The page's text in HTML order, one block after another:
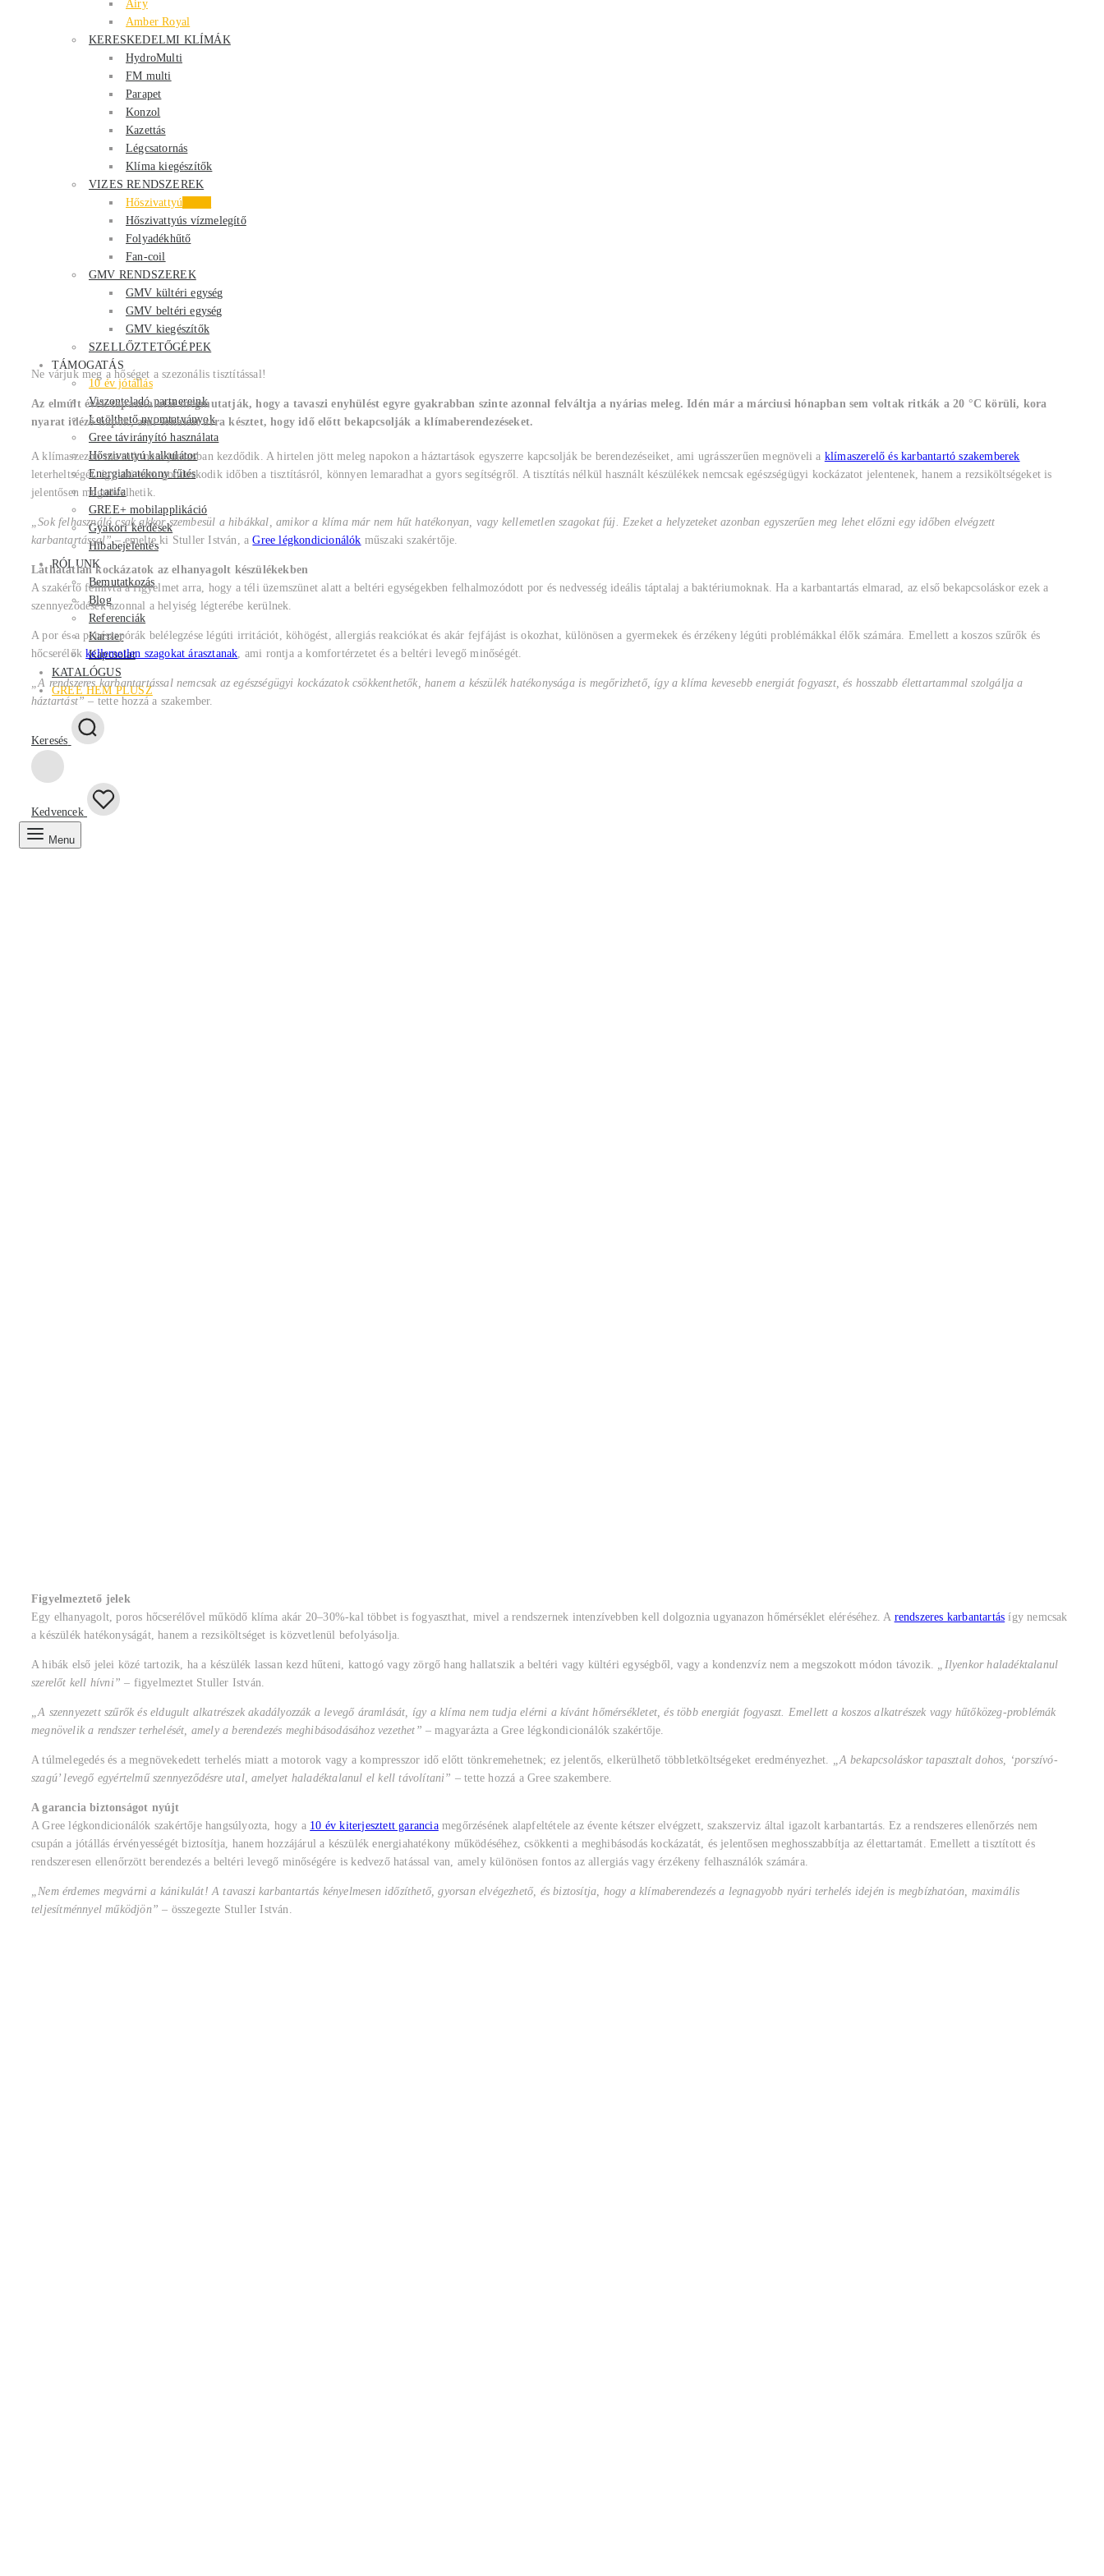
Airy
Amber Royal
KERESKEDELMI KLÍMÁK
HydroMulti
FM multi
Parapet
Konzol
Kazettás
Légcsatornás
Klíma kiegészítők
VIZES RENDSZEREK
Hőszivattyú
Hőszivattyús vízmelegítő
Folyadékhűtő
Fan-coil
GMV RENDSZEREK
GMV kültéri egység
GMV beltéri egység
GMV kiegészítők
SZELLŐZTETŐGÉPEK
TÁMOGATÁS
10 év jótállás
Viszonteladó partnereink
Letölthető nyomtatványok
Gree távirányító használata
Hőszivattyú kalkulátor
Energiahatékony fűtés
H tarifa
GREE+ mobilapplikáció
Gyakori kérdések
Hibabejelentés
RÓLUNK
Bemutatkozás
Blog
Referenciák
Karrier
Kapcsolat
KATALÓGUS
GREE HEM PLUSZ
Keresés
Kedvencek
Menu
Ne várjuk meg a hőséget a szezonális tisztítással!
Az elmúlt évek tapasztalatai megmutatják, hogy a tavaszi enyhülést egyre gyakrabban szinte azonnal felváltja a nyárias meleg. Idén már a márciusi hónapban sem voltak ritkák a 20 °C körüli, kora
nyarat idéző napok, ami sokakat arra késztet, hogy idő előtt bekapcsolják a klímaberendezéseket.
A klímaszezon ma már nem júniusban kezdődik. A hirtelen jött meleg napokon a háztartások egyszerre kapcsolják be berendezéseiket, ami ugrásszerűen megnöveli a klímaszerelő és karbantartó szakemberek
leterheltségét, így aki nem gondoskodik időben a tisztításról, könnyen lemaradhat a gyors segítségről. A tisztítás nélkül használt készülékek nemcsak egészségügyi kockázatot jelentenek, hanem a rezsiköltségeket is
jelentősen megnövelhetik.
„Sok felhasználó csak akkor szembesül a hibákkal, amikor a klíma már nem hűt hatékonyan, vagy kellemetlen szagokat fúj. Ezeket a helyzeteket azonban egyszerűen meg lehet előzni egy időben elvégzett
karbantartással”– emelte ki Stuller István, aGree légkondicionálók műszaki szakértője.
Láthatatlan kockázatok az elhanyagolt készülékekben
A szakértő felhívta a figyelmet arra, hogy a téli üzemszünet alatt a beltéri egységekben felhalmozódott por és nedvesség ideális táptalaj a baktériumoknak. Ha a karbantartás elmarad, az első bekapcsoláskor ezek a
szennyeződések azonnal a helyiség légterébe kerülnek.
A por és a penészspórák belélegzése légúti irritációt, köhögést, allergiás reakciókat és akár fejfájást is okozhat, különösen a gyermekek és érzékeny légúti problémákkal élők számára. Emellett a koszos szűrők és
hőcserélőkkellemetlen szagokat árasztanak, ami rontja a komfortérzetet és a beltéri levegő minőségét.
„A rendszeres karbantartással nemcsak az egészségügyi kockázatok csökkenthetők, hanem a készülék hatékonysága is megőrizhető, így a klíma kevesebb energiát fogyaszt, és hosszabb élettartammal szolgálja a
háztartást”– tette hozzá a szakember.
Figyelmeztető jelek
Egy elhanyagolt, poros hőcserélővel működő klíma akár 20–30%-kal többet is fogyaszthat, mivel a rendszernek intenzívebben kell dolgoznia ugyanazon hőmérséklet eléréséhez. A rendszeres karbantartás így nemcsak
a készülék hatékonyságát, hanem a rezsiköltséget is közvetlenül befolyásolja.
A hibák első jelei közé tartozik, ha a készülék lassan kezd hűteni, kattogó vagy zörgő hang hallatszik a beltéri vagy kültéri egységből, vagy a kondenzvíz nem a megszokott módon távozik. „Ilyenkor haladéktalanul
szerelőt kell hívni” – figyelmeztet Stuller István.
„A szennyezett szűrők és eldugult alkatrészek akadályozzák a levegő áramlását, így a klíma nem tudja elérni a kívánt hőmérsékletet, és több energiát fogyaszt. Emellett a koszos alkatrészek vagy hűtőközeg-problémák
megnövelik a rendszer terhelését, amely a berendezés meghibásodásához vezethet” – magyarázta a Gree légkondicionálók szakértője.
A túlmelegedés és a megnövekedett terhelés miatt a motorok vagy a kompresszor idő előtt tönkremehetnek; ez jelentős, elkerülhető többletköltségeket eredményezhet. „A bekapcsoláskor tapasztalt dohos, ‘porszívó-
szagú’ levegő egyértelmű szennyeződésre utal, amelyet haladéktalanul el kell távolítani” – tette hozzá a Gree szakembere.
A garancia biztonságot nyújt
A Gree légkondicionálók szakértője hangsúlyozta, hogy a 10 év kiterjesztett garanciamegőrzésének alapfeltétele az évente kétszer elvégzett, szakszerviz által igazolt karbantartás. Ez a rendszeres ellenőrzés nem
csupán a jótállás érvényességét biztosítja, hanem hozzájárul a készülék energiahatékony működéséhez, csökkenti a meghibásodás kockázatát, és jelentősen meghosszabbítja az élettartamát. Emellett a tisztított és
rendszeresen ellenőrzött berendezés a beltéri levegő minőségére is kedvező hatással van, amely különösen fontos az allergiás vagy érzékeny felhasználók számára.
„Nem érdemes megvárni a kánikulát! A tavaszi karbantartás kényelmesen időzíthető, gyorsan elvégezhető, és biztosítja, hogy a klímaberendezés a legnagyobb nyári terhelés idején is megbízhatóan, maximális
teljesítménnyel működjön” – összegezte Stuller István.